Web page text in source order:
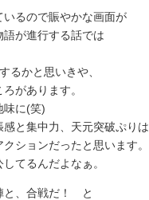
るので賑やかな画面が
が進行する話では
るかと思いきや、
があります。
味に(笑)
と集中力、天元突破ぷりは
ションだったと思います。
てるんだよなぁ。
と、合戦だ！ と